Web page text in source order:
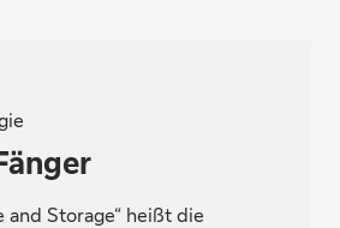
and Storage“ heißt die